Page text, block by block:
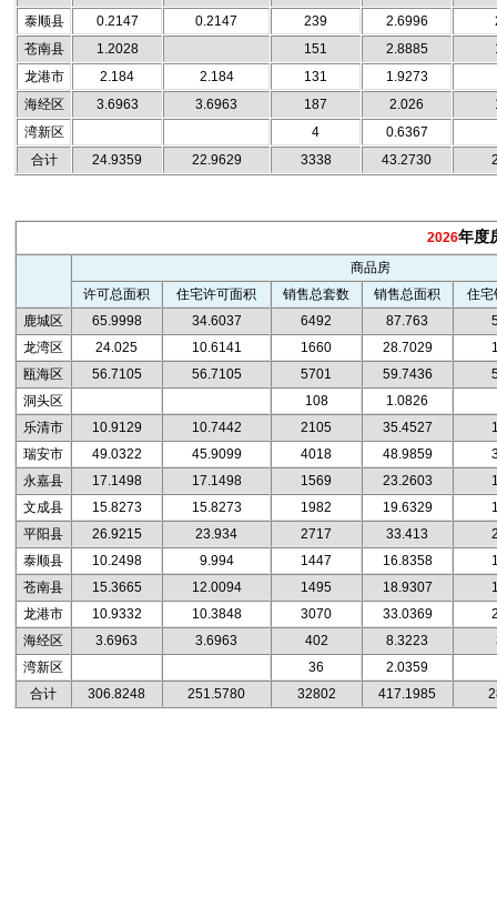
泰顺县
0.2147 0.2147 239 2.6996
苍南县
1.2028 151 2.8885
龙港市
2.184 2.184 131
1.9273
海经区
3.6963 3.6963 187 2.026
湾新区
4
0.6367
合计
24.9359 22.9629 3338 43.2730
2026年度
商品房
许可总面积
住宅许可面积 销售总套数 销售总面积
住宅
鹿城区
65.9998 34.6037 6492 87.763
龙湾区
24.025 10.6141 1660 28.7029
瓯海区
56.7105 56.7105 5701 59.7436
洞头区
108
1.0826
乐清市
10.9129 10.7442 2105 35.4527
瑞安市
49.0322 45.9099 4018 48.9859
永嘉县
17.1498 17.1498 1569 23.2603
文成县
15.8273 15.8273 1982 19.6329
平阳县
26.9215 23.934 2717 33.413
泰顺县
10.2498 9.994 1447 16.8358
苍南县
15.3665 12.0094 1495 18.9307
龙港市
10.9332 10.3848 3070 33.0369
海经区
3.6963 3.6963 402 8.3223
湾新区
36
2.0359
合计
306.8248 251.5780 32802 417.1985